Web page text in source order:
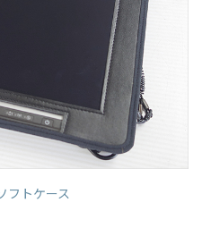
フトケース